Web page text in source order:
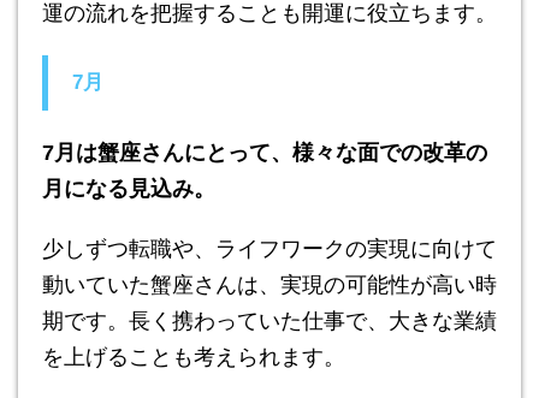
運の流れを把握することも開運に役立ちます。
7月
7月は蟹座さんにとって、様々な面での改革の
月になる見込み。
少しずつ転職や、ライフワークの実現に向けて
動いていた蟹座さんは、実現の可能性が高い時
期です。長く携わっていた仕事で、大きな業績
を上げることも考えられます。